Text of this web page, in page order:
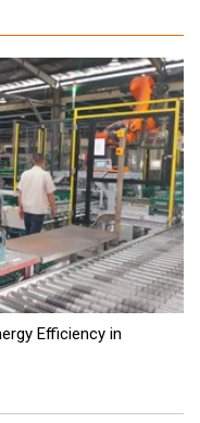
Efficiency in